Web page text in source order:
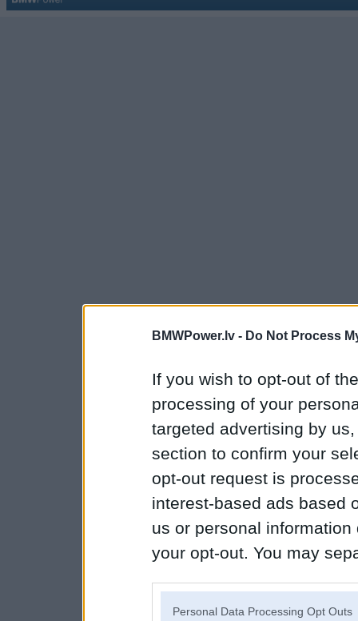
BMWPower.lv - Do Not Process
If you wish to opt-out of
processing of your
targeted advertising by
section to confirm your
opt-out request is
interest-based ads based
us or personal
your opt-out. You may
Personal Data Processing Opt Outs